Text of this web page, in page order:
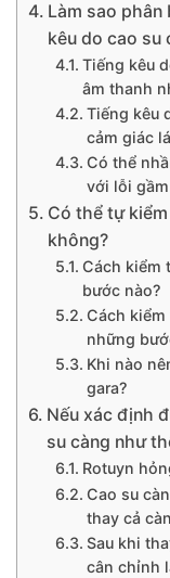
Làm sao
kêu do cao su
Tiếng kêu
âm thanh
Tiếng kêu
cảm giác
Có thể
với lỗi
Có thể tự
không?
Cách kiểm
bước nào?
Cách
những
Khi nào
gara?
Nếu xác định
su càng như
Rotuyn
Cao su
thay cả
Sau khi
cân chỉnh